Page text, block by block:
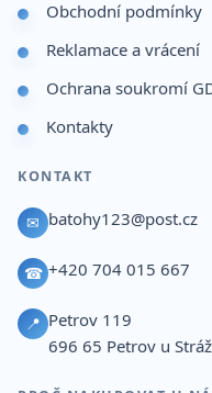
Obchodní podmínky
Reklamace a vrácení
Ochrana soukromí
Kontakty
KONTAKT
✉ batohy123@post.cz
☎ +420 704 015 667
📍 Petrov 119
696 65 Petrov u